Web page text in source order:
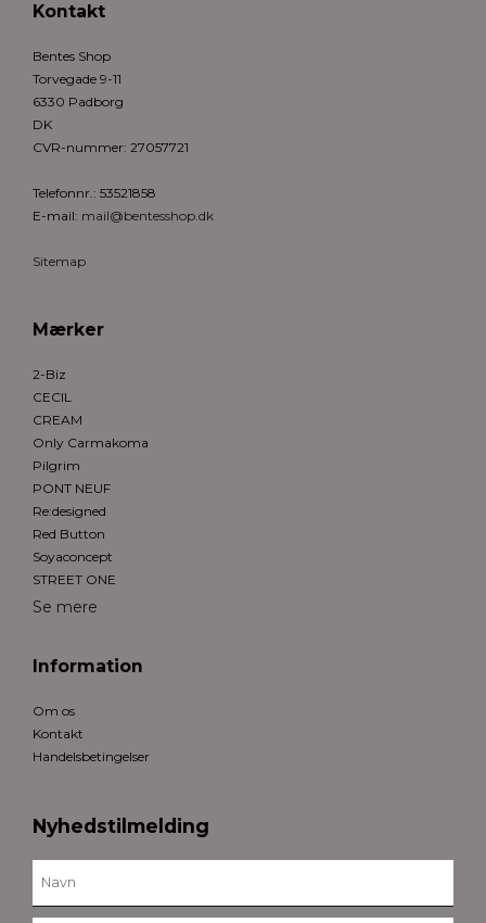
Kontakt
Bentes Shop
Torvegade 9-11
6330 Padborg
DK
CVR-nummer: 27057721
Telefonnr.: 53521858
E-mail: mail@bentesshop.dk
Sitemap
Mærker
2-Biz
CECIL
CREAM
Only Carmakoma
Pilgrim
PONT NEUF
Re:designed
Red Button
Soyaconcept
STREET ONE
Se mere
Information
Om os
Kontakt
Handelsbetingelser
Nyhedstilmelding